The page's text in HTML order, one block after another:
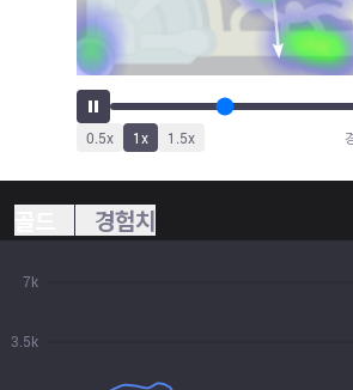
0.5x 1x 1.5x
경험치
3.5k
7k